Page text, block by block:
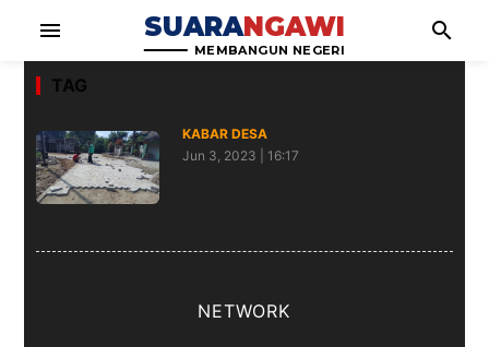
menu SUARANGAWI
MEMBANGUN NEGERI
search
TAG
KABAR DESA
Jun 3, 2023 | 16:17
NETWORK